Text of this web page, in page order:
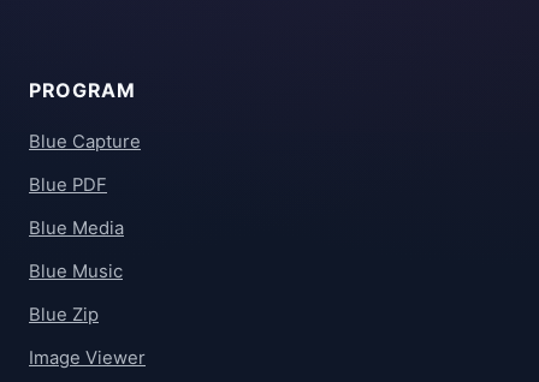
PROGRAM
Blue Capture
Blue PDF
Blue Media
Blue Music
Blue Zip
Image Viewer